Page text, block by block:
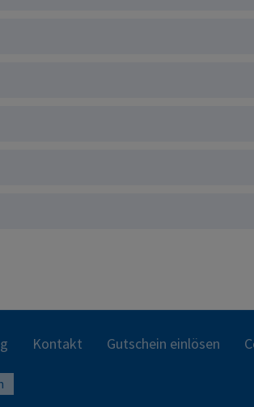
Kontakt Gutschein einlösen